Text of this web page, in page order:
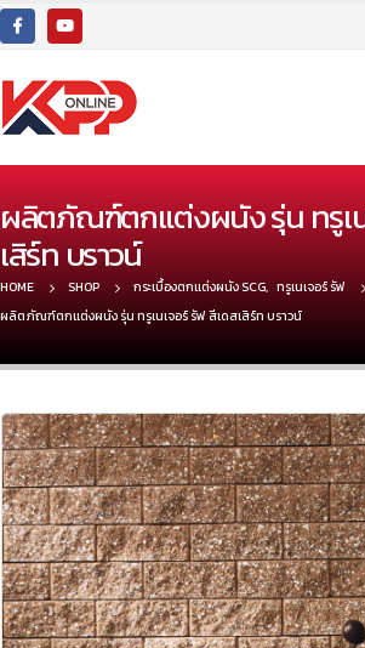
ผลิตภัณฑ์ตกแต่งผนัง รุ่น ทรูเน
เสิร์ท บราวน์
HOME SHOP กระเบื้องตกแต่งผนัง SCG, ทรูเนเจอร์ รัฟ
ผลิตภัณฑ์ตกแต่งผนัง รุ่น ทรูเนเจอร์ รัฟ สีเดสเสิร์ท บราวน์